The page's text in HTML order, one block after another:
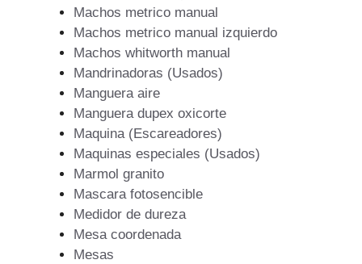
Machos metrico manual
Machos metrico manual izquierdo
Machos whitworth manual
Mandrinadoras (Usados)
Manguera aire
Manguera dupex oxicorte
Maquina (Escareadores)
Maquinas especiales (Usados)
Marmol granito
Mascara fotosencible
Medidor de dureza
Mesa coordenada
Mesas